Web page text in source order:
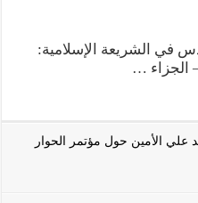
في الشريعة الإسلامية:
الجزاء …
علي الأمين حول مؤتمر الحوار